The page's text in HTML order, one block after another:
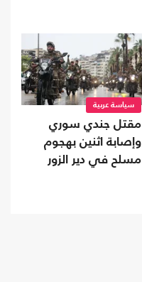
سياسة عربية
مقتل جندي سوري
وإصابة اثنين بهجوم
مسلح في دير الزور